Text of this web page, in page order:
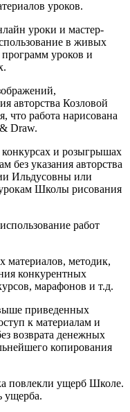
уроков.
уроки и мастер-
в живых
уроков и
авторства Козловой
что работа нарисована
Draw.
и розыгрышах
без указания авторства
Ильдусовны или
Школы рисования
работ
материалов, методик,
конкурентных
марафонов и т.д.
приведенных
к материалам и
возврата денежных
копирования
повлекли ущерб Школе.
ущерба.